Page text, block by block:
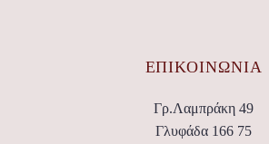
ΕΠΙΚΟΙΝΩΝΊΑ
Γρ.Λαμπράκη 49
Γλυφάδα 166 75